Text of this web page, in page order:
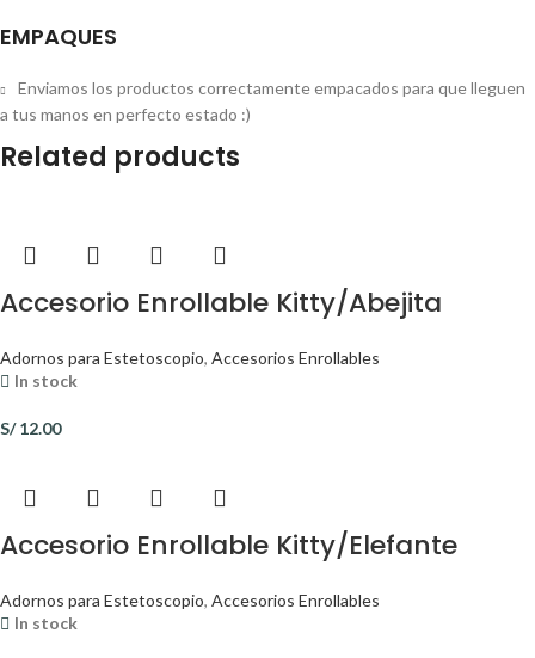
EMPAQUES
Enviamos los productos correctamente empacados para que lleguen
a tus manos en perfecto estado :)
Related products
Accesorio Enrollable Kitty/Abejita
Adornos para Estetoscopio, Accesorios Enrollables
In stock
S/12.00
Accesorio Enrollable Kitty/Elefante
Adornos para Estetoscopio, Accesorios Enrollables
In stock